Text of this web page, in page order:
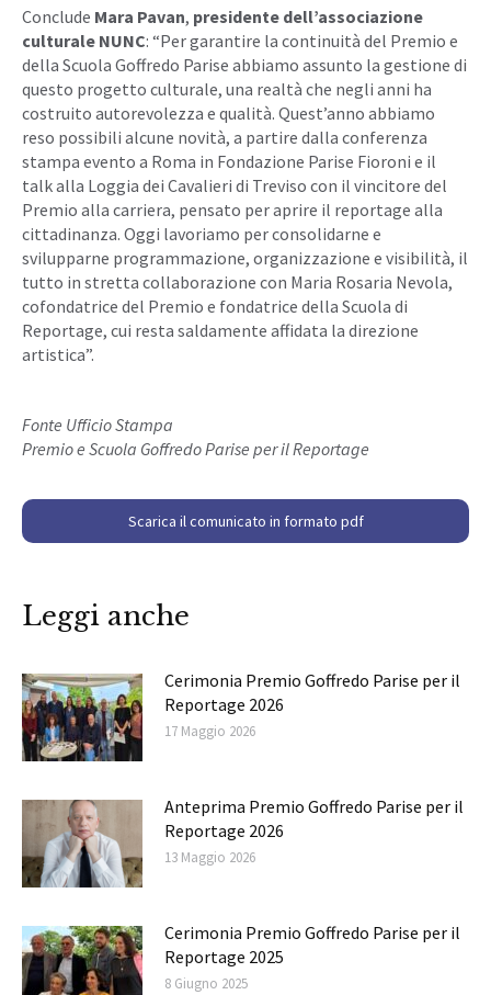
Conclude Mara Pavan, presidente dell’associazione
culturale NUNC: “Per garantire la continuità del Premio e
della Scuola Goffredo Parise abbiamo assunto la gestione di
questo progetto culturale, una realtà che negli anni ha
costruito autorevolezza e qualità. Quest’anno abbiamo
reso possibili alcune novità, a partire dalla conferenza
stampa evento a Roma in Fondazione Parise Fioroni e il
talk alla Loggia dei Cavalieri di Treviso con il vincitore del
Premio alla carriera, pensato per aprire il reportage alla
cittadinanza. Oggi lavoriamo per consolidarne e
svilupparne programmazione, organizzazione e visibilità, il
tutto in stretta collaborazione con Maria Rosaria Nevola,
cofondatrice del Premio e fondatrice della Scuola di
Reportage, cui resta saldamente affidata la direzione
artistica”.
Fonte Ufficio Stampa
Premio e Scuola Goffredo Parise per il Reportage
Scarica il comunicato in formato pdf
Leggi anche
Cerimonia Premio Goffredo Parise per il
Reportage 2026
17 Maggio 2026
Anteprima Premio Goffredo Parise per il
Reportage 2026
13 Maggio 2026
Cerimonia Premio Goffredo Parise per il
Reportage 2025
8 Giugno 2025